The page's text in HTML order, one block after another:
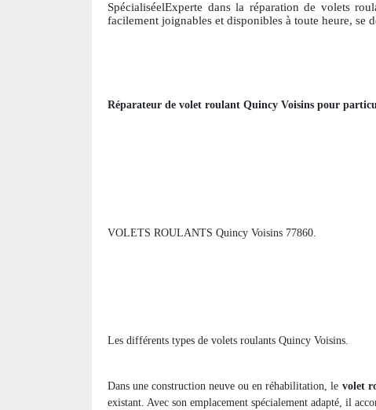
SpécialiséelExperte dans la réparation de volets
facilement joignables et disponibles à toute heure, se
Réparateur de volet roulant Quincy Voisins pour
VOLETS ROULANTS Quincy Voisins 77860.
Les différents types de volets roulants Quincy Voisins.
Dans une construction neuve ou en réhabilitation, le volet
existant. Avec son emplacement spécialement adapté, il